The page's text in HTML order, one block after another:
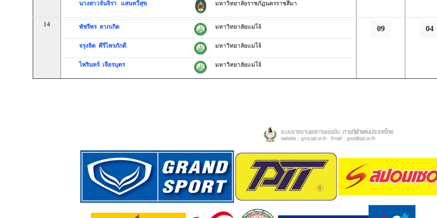
นางสาวจันจิรา แสนทวีสุข มหาวิทยาลัยราชภัฏนครราชสีมา
14 พัชรีพร ลาภเกิด มหาวิทยาลัยแม่โจ้
จรุงจิต คีรีไพรภักดี มหาวิทยาลัยแม่โจ้
ไพรินทร์ เจียรบุตร มหาวิทยาลัยแม่โจ้
09 04